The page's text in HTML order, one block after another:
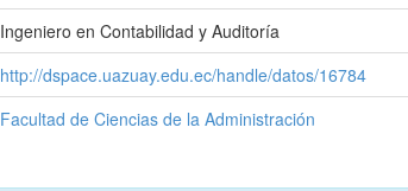
Ingeniero en Contabilidad y Auditoría
http://dspace.uazuay.edu.ec/handle/datos/16784
Facultad de Ciencias de la Administración